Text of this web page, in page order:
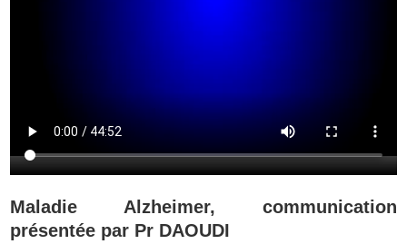
Maladie Alzheimer, communication
présentée par Pr DAOUDI